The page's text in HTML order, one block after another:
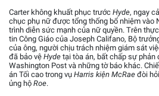
Carter không khuất phục trước Hyde, ngay
chục phụ nữ được tổng thống bổ nhiệm vào
trình diễn sức mạnh của nữ quyền. Trên
tin Công Giáo của Joseph Califano, Bộ
của ông, người chịu trách nhiệm giám sát
đã bảo vệ Hyde tại tòa án, bất chấp sự phản
Washington Post và những tờ báo khác.
án Tối cao trong vụ Harris kiện McRae đòi
ủng hộ Roe.